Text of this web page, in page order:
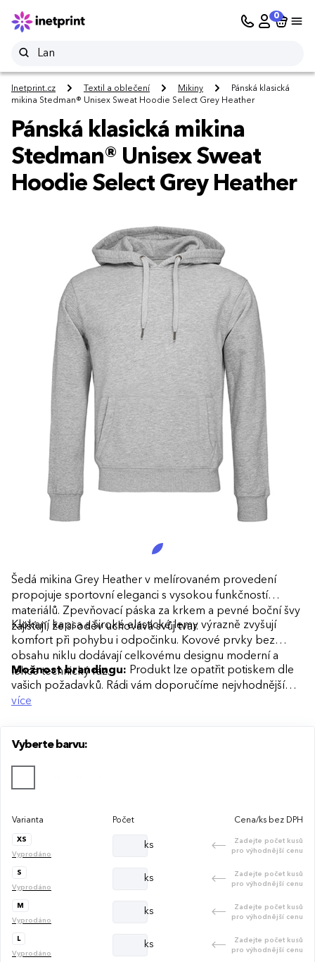
0
Inetprint.cz Textil a oblečení Mikiny
Pánská klasická
mikina Stedman® Unisex Sweat Hoodie Select Grey Heather
Pánská klasická mikina
Stedman® Unisex Sweat
Hoodie Select Grey Heather
Šedá mikina Grey Heather v melírovaném provedení
propojuje sportovní eleganci s vysokou funkčností
materiálů. Zpevňovací páska za krkem a pevné boční švy
zajišťují, že si oděv uchovává svůj tvar.
Klokaní kapsa a široké elastické lemy výrazně zvyšují
komfort při pohybu i odpočinku. Kovové prvky bez
obsahu niklu dodávají celkovému designu moderní a
lehce technický ráz.
Možnost brandingu: Produkt lze opatřit potiskem dle
vašich požadavků. Rádi vám doporučíme nejvhodnější
technologii potisku s ohledem na design i váš rozpočet.
více
Vyberte barvu:
Varianta Počet Cena/ks bez DPH
XS
Vyprodáno
ks
Zadejte počet kusů
pro výhodnější cenu
S
Vyprodáno
ks
Zadejte počet kusů
pro výhodnější cenu
M
Vyprodáno
ks
Zadejte počet kusů
pro výhodnější cenu
L
Vyprodáno
ks
Zadejte počet kusů
pro výhodnější cenu